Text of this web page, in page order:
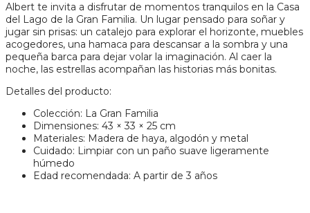
Albert te invita a disfrutar de momentos tranquilos en la Casa
del Lago de la Gran Familia. Un lugar pensado para soñar y
jugar sin prisas: un catalejo para explorar el horizonte, muebles
acogedores, una hamaca para descansar a la sombra y una
pequeña barca para dejar volar la imaginación. Al caer la
noche, las estrellas acompañan las historias más bonitas.
Detalles del producto:
Colección: La Gran Familia
Dimensiones: 43 × 33 × 25 cm
Materiales: Madera de haya, algodón y metal
Cuidado: Limpiar con un paño suave ligeramente
húmedo
Edad recomendada: A partir de 3 años